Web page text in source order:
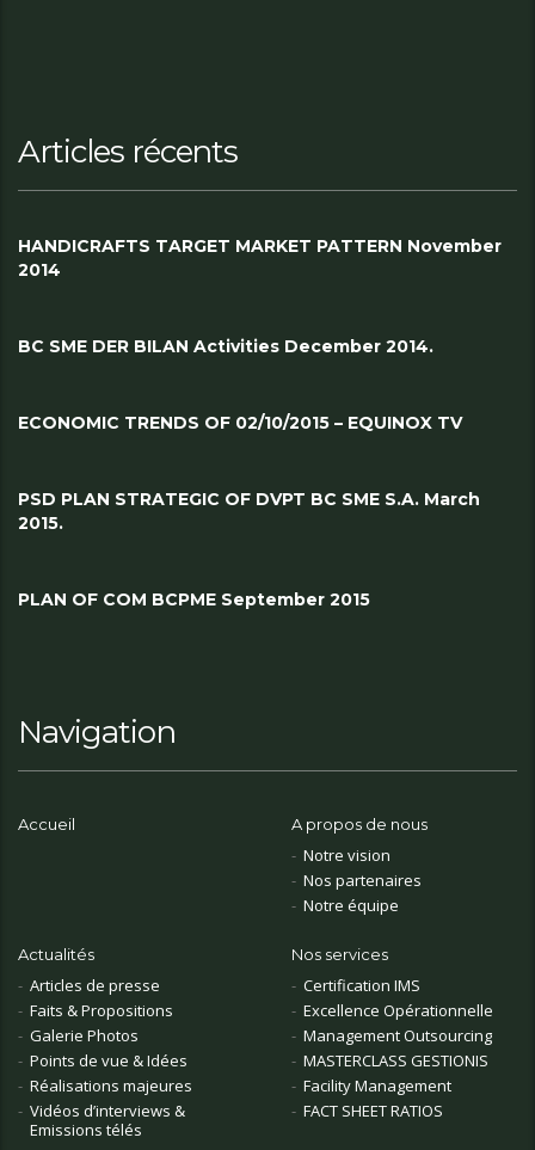
Articles récents
HANDICRAFTS TARGET MARKET PATTERN November
2014
BC SME DER BILAN Activities December 2014.
ECONOMIC TRENDS OF 02/10/2015 – EQUINOX TV
PSD PLAN STRATEGIC OF DVPT BC SME S.A. March
2015.
PLAN OF COM BCPME September 2015
Navigation
Accueil A propos de nous
Notre vision
Nos partenaires
Notre équipe
Actualités
Articles de presse
Faits & Propositions
Galerie Photos
Points de vue & Idées
Réalisations majeures
Vidéos d’interviews &
Emissions télés
Nos services
Certification IMS
Excellence Opérationnelle
Management Outsourcing
MASTERCLASS GESTIONIS
Facility Management
FACT SHEET RATIOS